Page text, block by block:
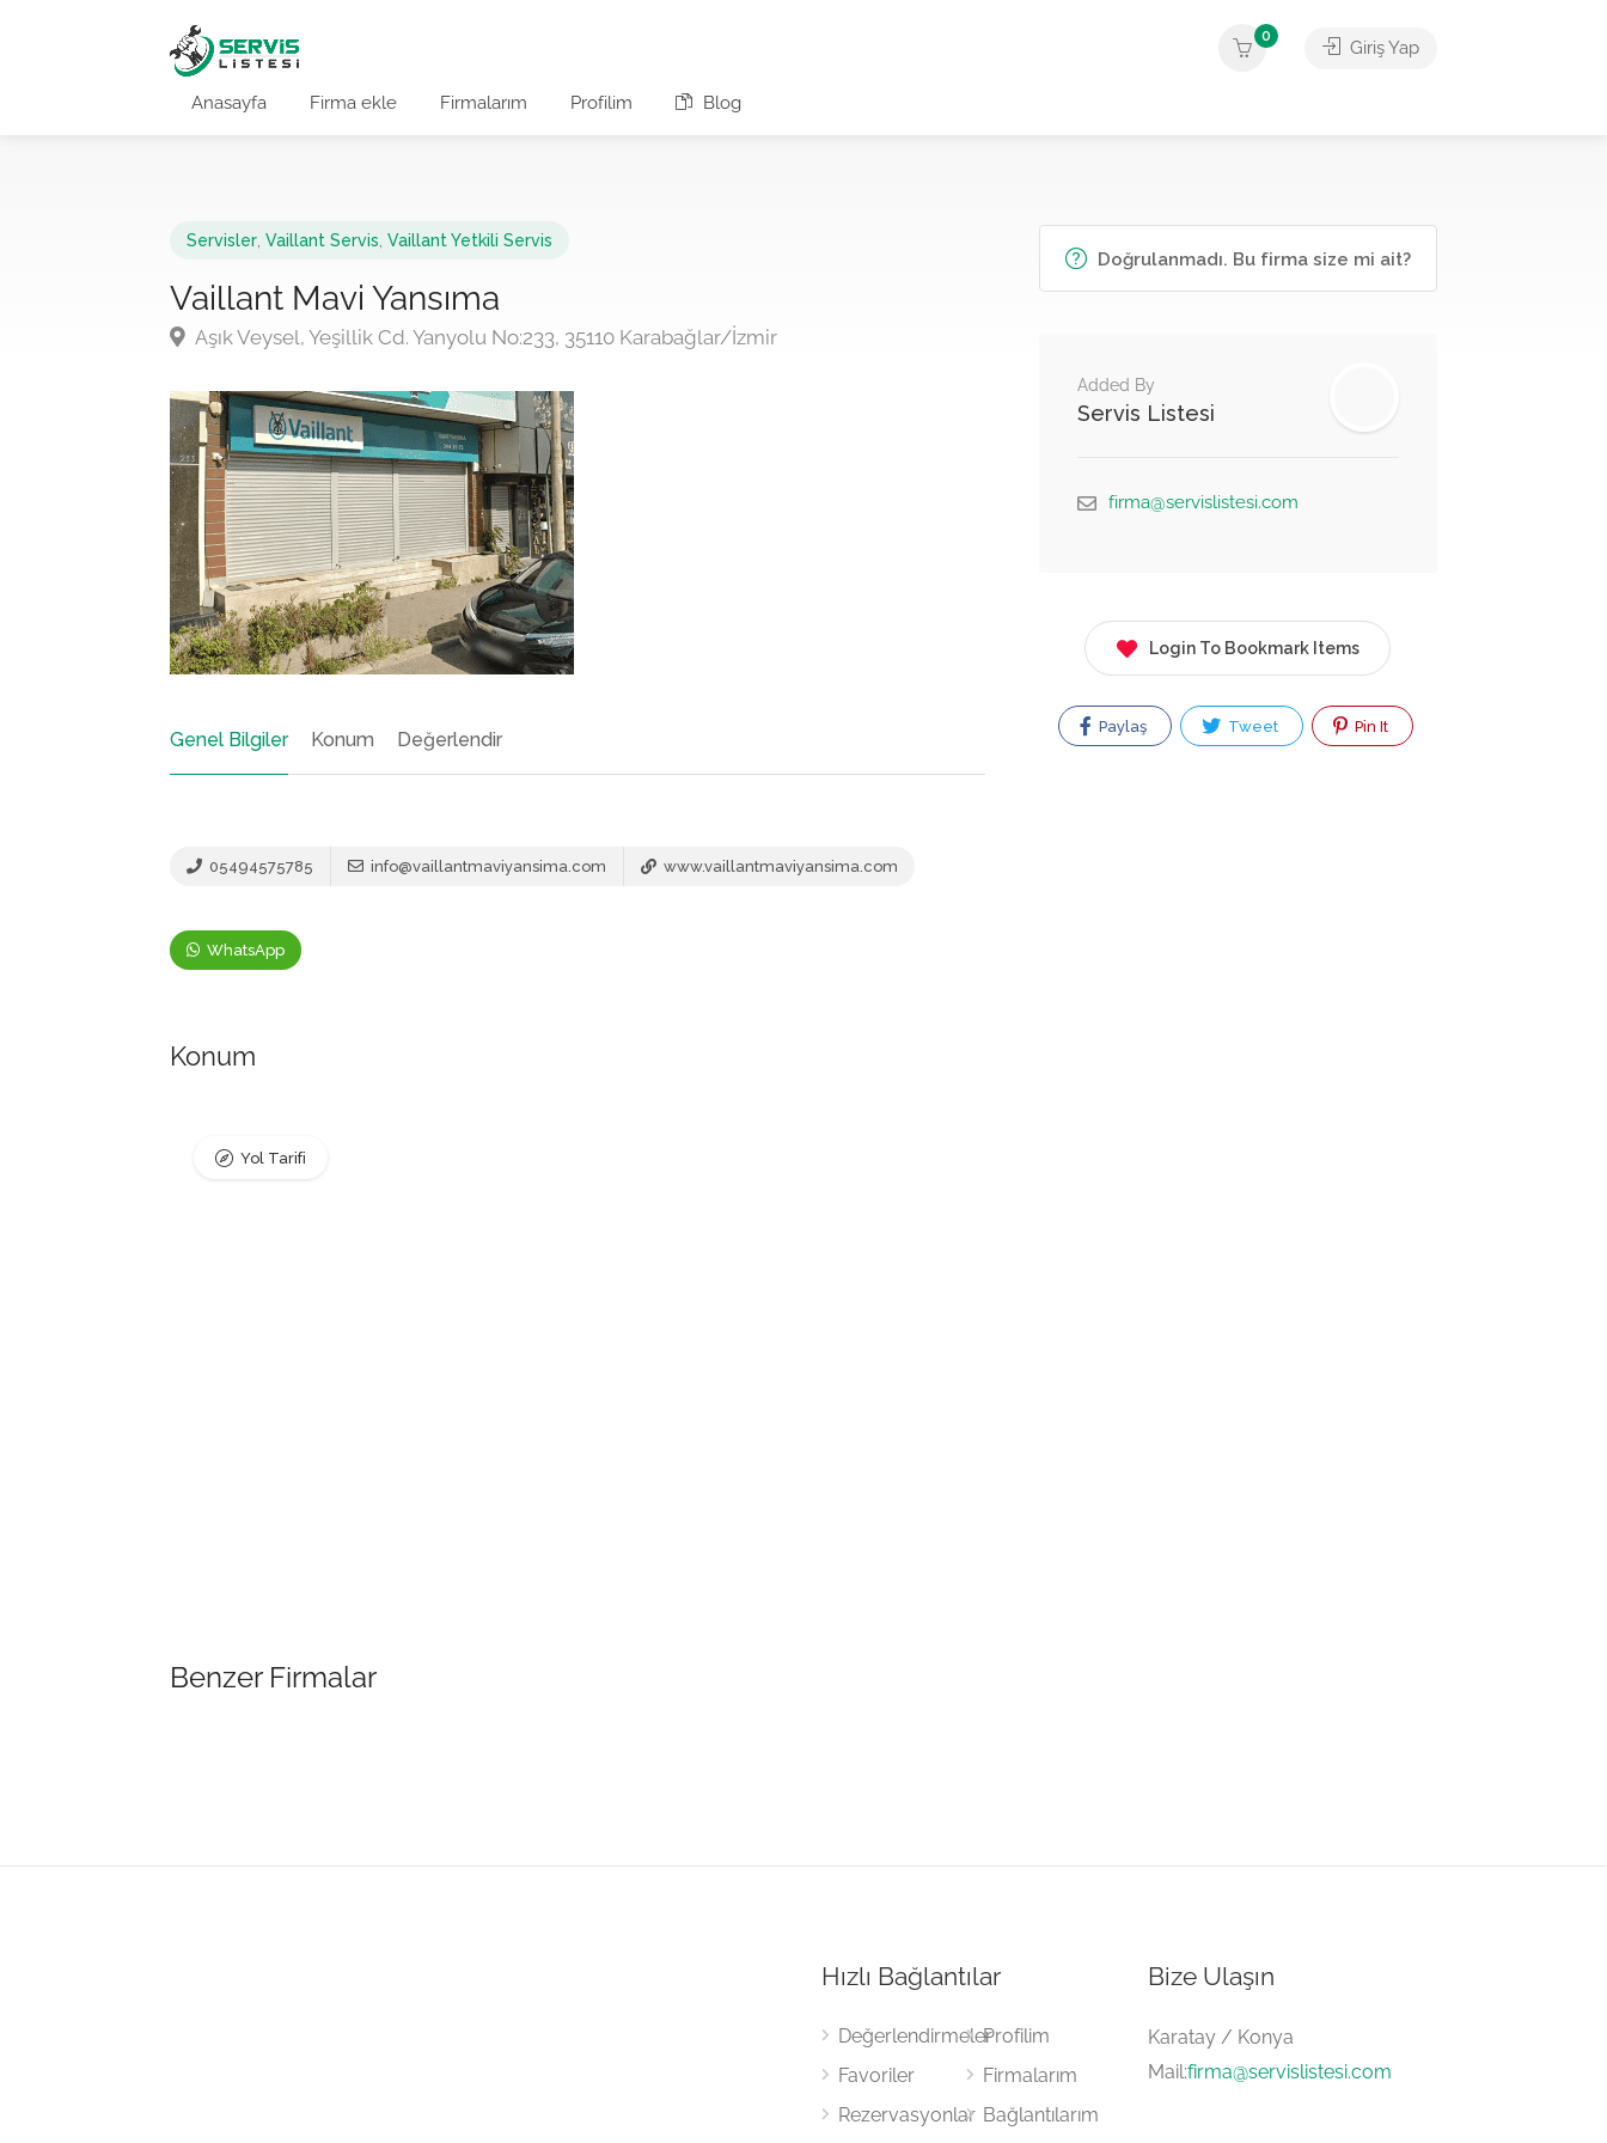
Anasayfa Firma ekle Firmalarım Profilim Blog
0
Giriş Yap
Servisler Vaillant Servis Vaillant Yetkili Servis
Vaillant Mavi Yansıma
Aşık Veysel, Yeşillik Cd. Yanyolu No:233, 35110 Karabağlar/İzmir
Genel Bilgiler Konum Değerlendir
05494575785 info@vaillantmaviyansima.com www.vaillantmaviyansima.com
WhatsApp
Konum
Yol Tarifi
Benzer Firmalar
Doğrulanmadı. Bu firma size mi ait?
Added By
Servis Listesi
firma@servislistesi.com
Login To Bookmark Items
Paylaş Tweet Pin It
Hızlı Bağlantılar
Değerlendirmeler
Favoriler
Rezervasyonlar
Profilim
Firmalarım
Bağlantılarım
Bize Ulaşın
Karatay / Konya
Mail:firma@servislistesi.com